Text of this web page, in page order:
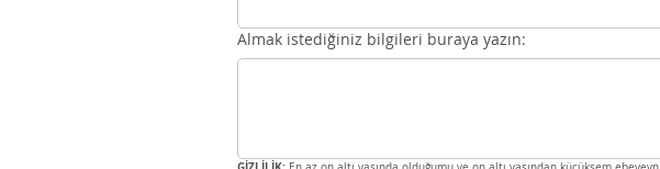
Almak istediğiniz bilgileri buraya yazın: